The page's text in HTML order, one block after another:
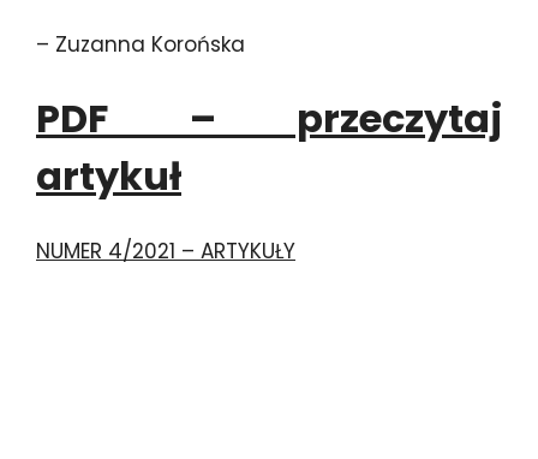
– Zuzanna Korońska
PDF – przeczytaj
artykuł
NUMER 4/2021 – ARTYKUŁY